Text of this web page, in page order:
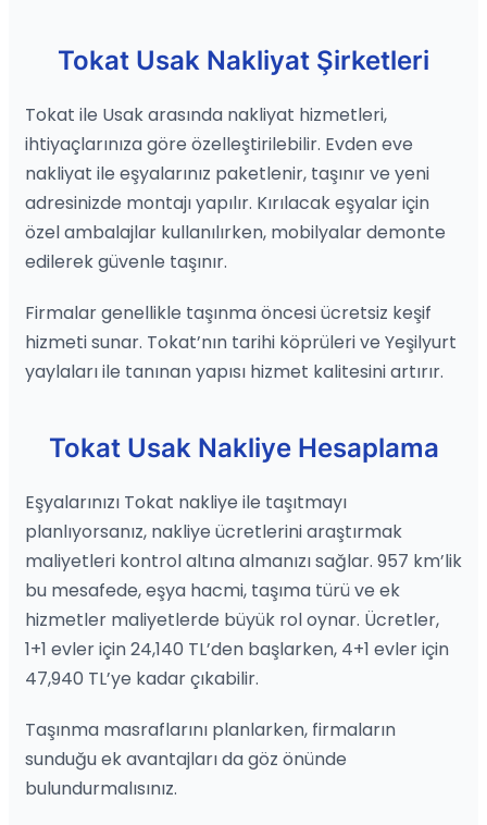
Tokat Usak Nakliyat Şirketleri
Tokat ile Usak arasında nakliyat hizmetleri,
ihtiyaçlarınıza göre özelleştirilebilir. Evden eve
nakliyat ile eşyalarınız paketlenir, taşınır ve yeni
adresinizde montajı yapılır. Kırılacak eşyalar için
özel ambalajlar kullanılırken, mobilyalar demonte
edilerek güvenle taşınır.
Firmalar genellikle taşınma öncesi ücretsiz keşif
hizmeti sunar. Tokat’nın tarihi köprüleri ve Yeşilyurt
yaylaları ile tanınan yapısı hizmet kalitesini artırır.
Tokat Usak Nakliye Hesaplama
Eşyalarınızı Tokat nakliye ile taşıtmayı
planlıyorsanız, nakliye ücretlerini araştırmak
maliyetleri kontrol altına almanızı sağlar. 957 km’lik
bu mesafede, eşya hacmi, taşıma türü ve ek
hizmetler maliyetlerde büyük rol oynar. Ücretler,
1+1 evler için 24,140 TL’den başlarken, 4+1 evler için
47,940 TL’ye kadar çıkabilir.
Taşınma masraflarını planlarken, firmaların
sunduğu ek avantajları da göz önünde
bulundurmalısınız.